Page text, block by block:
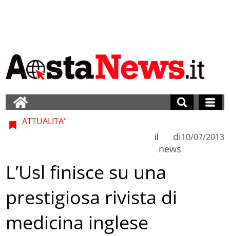
ATTUALITA'
di
news
il 10/07/2013
L’Usl finisce su una
prestigiosa rivista di
medicina inglese